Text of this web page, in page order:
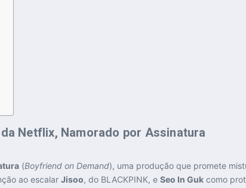
Netflix, Namorado por Assinatura
(Boyfriend on Demand), uma produção que promete
ao escalar Jisoo, do BLACKPINK, e Seo In Guk como